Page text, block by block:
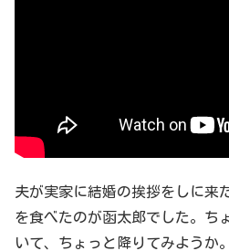
夫が実家に結婚の挨拶をしに来
を食べたのが函太郎でした。ち
いて、ちょっと降りてみようか